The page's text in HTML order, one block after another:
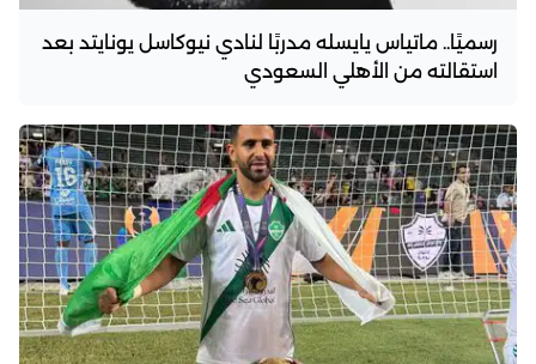
رسميًا.. ماتياس يايسله مدربًا لنادي نيوكاسل يونايتد بعد
استقالته من الأهلي السعودي